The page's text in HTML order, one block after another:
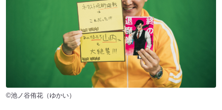
©池ノ谷侑花（ゆかい）